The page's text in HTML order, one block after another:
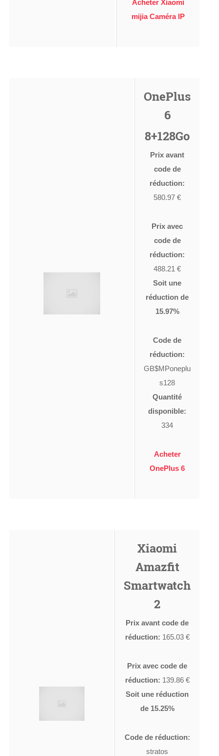
Acheter Xiaomi
mijia Caméra IP
OnePlus
6
8+128Go
Prix avant
code de
réduction:
580.97 €
Prix avec
code de
réduction:
488.21 €
Soit une
réduction de
15.97%
Code de
réduction:
GB$MPoneplu
s128
Quantité
disponible:
334
Acheter
OnePlus 6
Xiaomi
Amazfit
Smartwatch
2
Prix avant code de
réduction: 165.03 €
Prix avec code de
réduction: 139.86 €
Soit une réduction
de 15.25%
Code de réduction:
stratos